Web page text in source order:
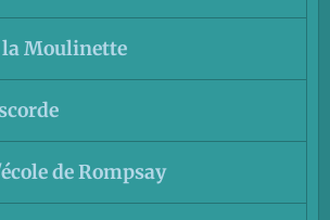
Moulinette
de Rompsay